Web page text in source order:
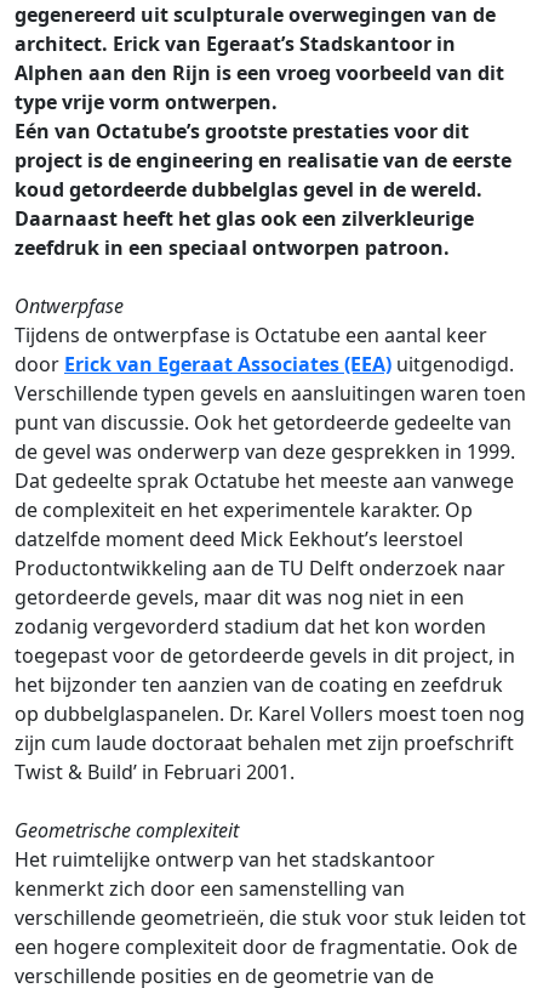
gegenereerd uit sculpturale overwegingen van de
architect. Erick van Egeraat’s Stadskantoor in
Alphen aan den Rijn is een vroeg voorbeeld van dit
type vrije vorm ontwerpen.
Eén van Octatube’s grootste prestaties voor dit
project is de engineering en realisatie van de eerste
koud getordeerde dubbelglas gevel in de wereld.
Daarnaast heeft het glas ook een zilverkleurige
zeefdruk in een speciaal ontworpen patroon.
Ontwerpfase
Tijdens de ontwerpfase is Octatube een aantal keer
door Erick van Egeraat Associates (EEA) uitgenodigd.
Verschillende typen gevels en aansluitingen waren toen
punt van discussie. Ook het getordeerde gedeelte van
de gevel was onderwerp van deze gesprekken in 1999.
Dat gedeelte sprak Octatube het meeste aan vanwege
de complexiteit en het experimentele karakter. Op
datzelfde moment deed Mick Eekhout’s leerstoel
Productontwikkeling aan de TU Delft onderzoek naar
getordeerde gevels, maar dit was nog niet in een
zodanig vergevorderd stadium dat het kon worden
toegepast voor de getordeerde gevels in dit project, in
het bijzonder ten aanzien van de coating en zeefdruk
op dubbelglaspanelen. Dr. Karel Vollers moest toen nog
zijn cum laude doctoraat behalen met zijn proefschrift
Twist & Build’ in Februari 2001.
Geometrische complexiteit
Het ruimtelijke ontwerp van het stadskantoor
kenmerkt zich door een samenstelling van
verschillende geometrieën, die stuk voor stuk leiden tot
een hogere complexiteit door de fragmentatie. Ook de
verschillende posities en de geometrie van de